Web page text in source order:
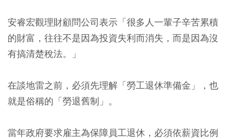
安睿宏觀理財顧問公司表示「很多人一輩子辛苦累積
的財富，往往不是因為投資失利而消失，而是因為沒
有搞清楚稅法。」
在談地雷之前，必須先理解「勞工退休準備金」，也
就是俗稱的「勞退舊制」。
當年政府要求雇主為保障員工退休，必須依薪資比例